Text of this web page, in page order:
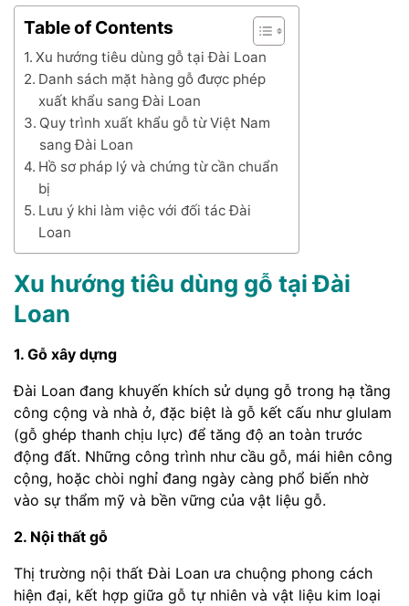
Table of Contents
Xu hướng tiêu dùng gỗ tại Đài Loan
Danh sách mặt hàng gỗ được phép
xuất khẩu sang Đài Loan
Quy trình xuất khẩu gỗ từ Việt Nam
sang Đài Loan
Hồ sơ pháp lý và chứng từ cần chuẩn
bị
Lưu ý khi làm việc với đối tác Đài
Loan
Xu hướng tiêu dùng gỗ tại Đài
Loan
1. Gỗ xây dựng
Đài Loan đang khuyến khích sử dụng gỗ trong hạ tầng
công cộng và nhà ở, đặc biệt là gỗ kết cấu như glulam
(gỗ ghép thanh chịu lực) để tăng độ an toàn trước
động đất. Những công trình như cầu gỗ, mái hiên công
cộng, hoặc chòi nghỉ đang ngày càng phổ biến nhờ
vào sự thẩm mỹ và bền vững của vật liệu gỗ.
2. Nội thất gỗ
Thị trường nội thất Đài Loan ưa chuộng phong cách
hiện đại, kết hợp giữa gỗ tự nhiên và vật liệu kim loại